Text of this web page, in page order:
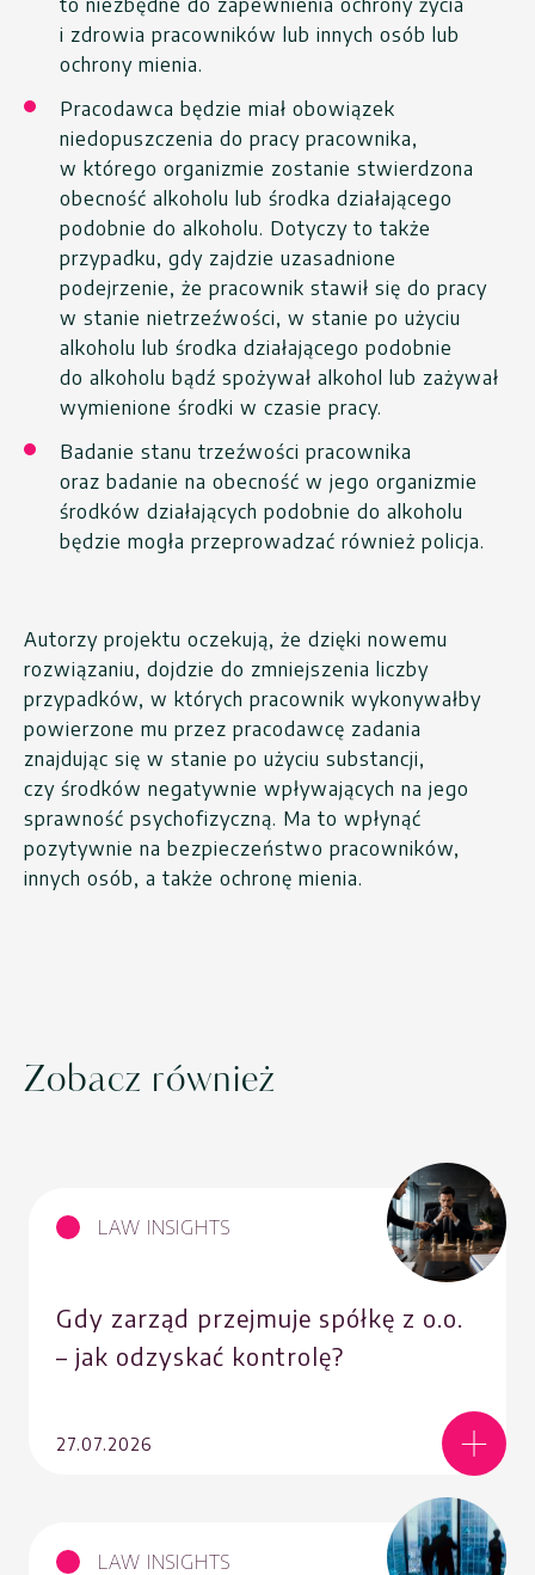
to niezbędne do zapewnienia ochrony życia
i zdrowia pracowników lub innych osób lub
ochrony mienia.
Pracodawca będzie miał obowiązek
niedopuszczenia do pracy pracownika,
w którego organizmie zostanie stwierdzona
obecność alkoholu lub środka działającego
podobnie do alkoholu. Dotyczy to także
przypadku, gdy zajdzie uzasadnione
podejrzenie, że pracownik stawił się do pracy
w stanie nietrzeźwości, w stanie po użyciu
alkoholu lub środka działającego podobnie
do alkoholu bądź spożywał alkohol lub zażywał
wymienione środki w czasie pracy.
Badanie stanu trzeźwości pracownika
oraz badanie na obecność w jego organizmie
środków działających podobnie do alkoholu
będzie mogła przeprowadzać również policja.
Autorzy projektu oczekują, że dzięki nowemu
rozwiązaniu, dojdzie do zmniejszenia liczby
przypadków, w których pracownik wykonywałby
powierzone mu przez pracodawcę zadania
znajdując się w stanie po użyciu substancji,
czy środków negatywnie wpływających na jego
sprawność psychofizyczną. Ma to wpłynąć
pozytywnie na bezpieczeństwo pracowników,
innych osób, a także ochronę mienia.
Zobacz również
LAW INSIGHTS
Gdy zarząd przejmuje spółkę z o.o.
– jak odzyskać kontrolę?
27.07.2026
LAW INSIGHTS